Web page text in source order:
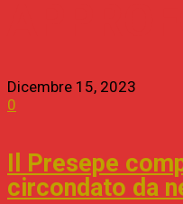
Dicembre 15, 2023
0
Il Presepe
circondato da